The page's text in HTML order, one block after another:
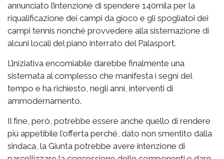
annunciato l’intenzione di spendere 140mila per la
riqualificazione dei campi da gioco e gli spogliatoi dei
campi tennis nonché provvedere alla sistemazione di
alcuni locali del piano interrato del Palasport.
L’iniziativa encomiabile darebbe finalmente una
sistemata al complesso che manifesta i segni del
tempo e ha richiesto, negli anni, interventi di
ammodernamento.
Il fine, però, potrebbe essere anche quello di rendere
più appetibile l’offerta perché, dato non smentito dalla
sindaca, la Giunta potrebbe avere intenzione di